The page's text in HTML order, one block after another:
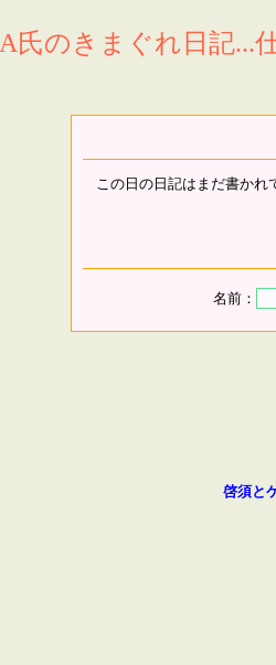
A氏のきまぐれ日記...
この日の日記はまだ書かれ
名前：
啓須と